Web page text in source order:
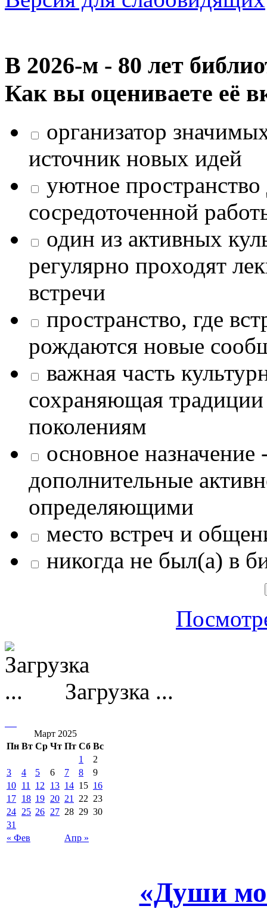
В 2026‑м - 80 лет
Как вы оцениваете её
организатор
источник новых идей
уютное
сосредоточенной
один из активных
регулярно проходят
встречи
пространство, где
рождаются новые
важная часть
сохраняющая
поколениям
основное назначение
дополнительные
определяющими
место встреч и
никогда не был(а) в
Загрузка ...
Март 2025
Пн Вт Ср Чт Пт Сб Вс
« Фев Апр »
1
2
3
4 5 6 7 8
9
10 11 12 13 14 15 16
17 18 19 20 21 22 23
24 25 26 27 28 29 30
31
«Души